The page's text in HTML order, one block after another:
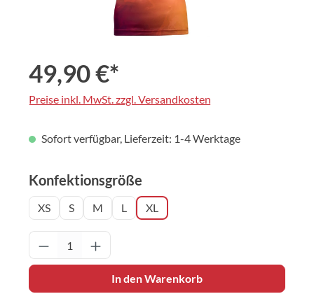
49,90 €*
Preise inkl. MwSt. zzgl. Versandkosten
Sofort verfügbar, Lieferzeit: 1-4 Werktage
Konfektionsgröße
XS S M L XL
Produkt Anzahl: Gib den gewünschten
In den Warenkorb